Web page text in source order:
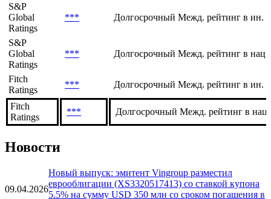
S&P
Global
Ratings
*** Долгосрочный Межд. рейтинг в ин.
S&P
Global
Ratings
*** Долгосрочный Межд. рейтинг в нац.
Fitch
Ratings
*** Долгосрочный Межд. рейтинг в ин.
Fitch
Ratings
*** Долгосрочный Межд. рейтинг в
Новости
09.04.2026
Новый выпуск: эмитент Vingroup разместил
еврооблигации (XS3320517413) со ставкой купона
5.5% на сумму USD 350 млн со сроком погашения в